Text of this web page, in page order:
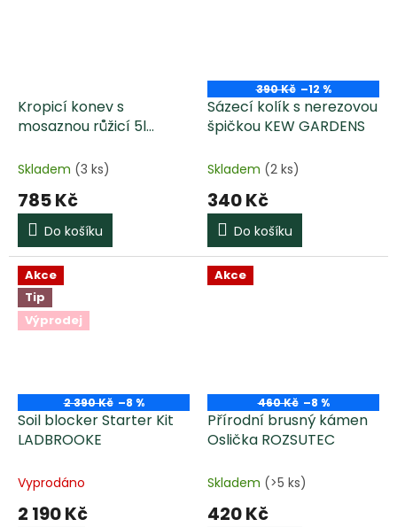
Kropicí konev s
mosaznou růžicí 5l
Skladem (3 ks)
785 Kč
Do košíku
390 Kč –12 %
Sázecí kolík s nerezovou
špičkou KEW GARDENS
Skladem (2 ks)
340 Kč
Do košíku
Akce
Tip
Výprodej
2 390 Kč –8 %
Soil blocker Starter Kit
LADBROOKE
Vyprodáno
2 190 Kč
Akce
460 Kč –8 %
Přírodní brusný kámen
Oslička ROZSUTEC
Skladem (>5 ks)
420 Kč